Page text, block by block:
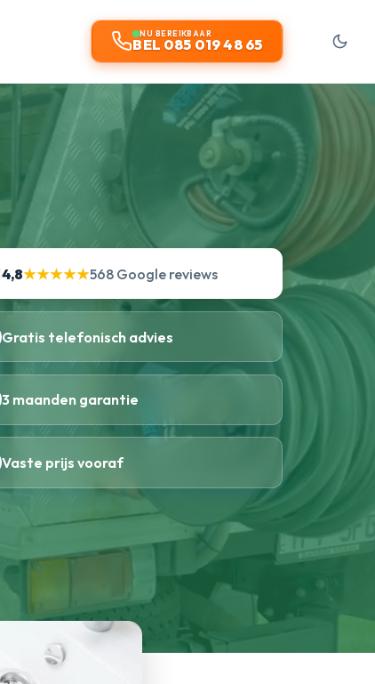
NU BEREIKBAAR
BEL 085 019 48 65
4,8★★★★★568 Google reviews
Gratis telefonisch advies
3 maanden garantie
Vaste prijs vooraf